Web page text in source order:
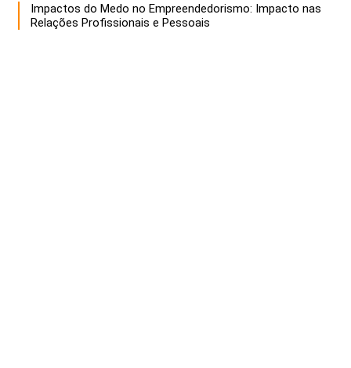
Impactos do Medo no Empreendedorismo: Impacto nas
Relações Profissionais e Pessoais